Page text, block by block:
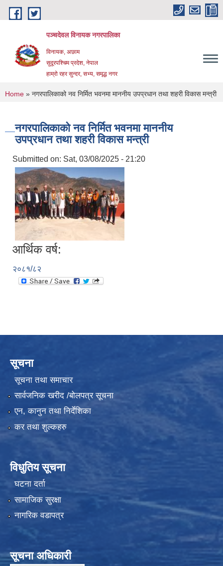
Skip to main content
पञ्चदेवल विनायक नगरपालिका
विनायक, अछाम
सुदूरपश्चिम प्रदेश, नेपाल
हाम्रो रहर सुन्दर, सभ्य, समृद्ध नगर
You are here
Home » नगरपालिकाको नव निर्मित भवनमा माननीय उपप्रधान तथा शहरी विकास मन्त्री
नगरपालिकाको नव निर्मित भवनमा माननीय
उपप्रधान तथा शहरी विकास मन्त्री
Submitted on: Sat, 03/08/2025 - 21:20
आर्थिक वर्ष:
२०८१/८२
सूचना
सूचना तथा समाचार
सार्वजनिक खरीद /बोलपत्र सूचना
एन, कानुन तथा निर्देशिका
कर तथा शुल्कहरु
विधुतिय सूचना
घटना दर्ता
सामाजिक सुरक्षा
नागरिक वडापत्र
सूचना अधिकारी